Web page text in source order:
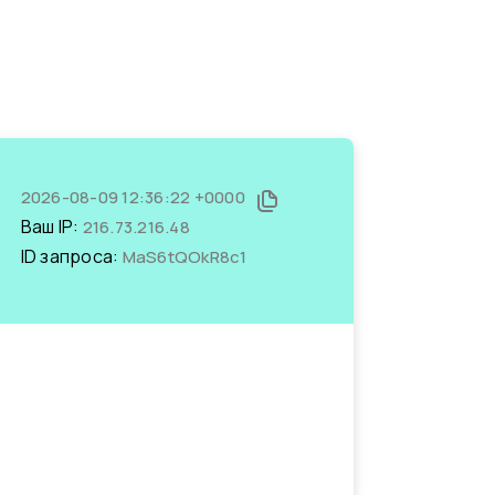
2026-08-09 12:36:22 +0000
Ваш IP: 216.73.216.48
ID запроса: MaS6tQOkR8c1